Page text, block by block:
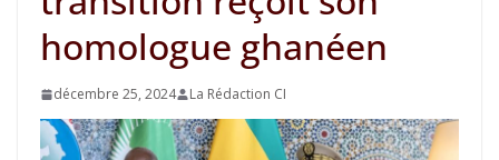
homologue ghanéen
décembre 25, 2024 La Rédaction CI